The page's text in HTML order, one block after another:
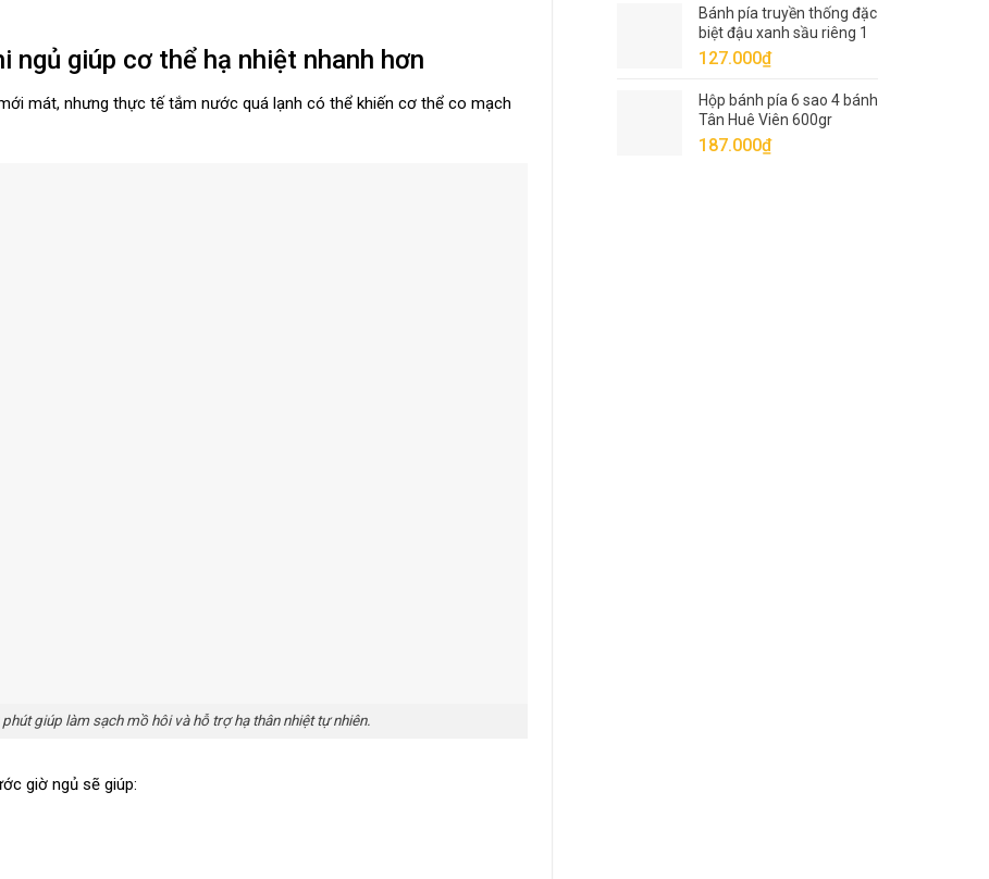
ngủ giúp cơ thể hạ nhiệt nhanh hơn
mát, nhưng thực tế tắm nước quá lạnh có thể khiến cơ thể co mạch
giúp làm sạch mồ hôi và hỗ trợ hạ thân nhiệt tự nhiên.
giờ ngủ sẽ giúp:
Bánh pía truyền thống đặc
biệt đậu xanh sầu riêng 1
trứng 5 sao Tân Huê Viên
127.000₫
Hộp bánh pía 6 sao 4 bánh
Tân Huê Viên 600gr
187.000₫